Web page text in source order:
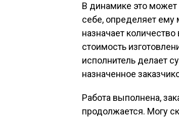
В динамике это может
себе, определяет ему
назначает
стоимость
исполнитель делает
назначенное
Работа выполнена,
продолжается. Могу